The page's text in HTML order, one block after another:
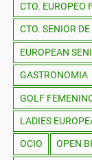
CTO. EUROPEO
CTO. SENIOR
EUROPEAN
GASTRONOMIA
GOLF
LADIES
OCIO OPEN